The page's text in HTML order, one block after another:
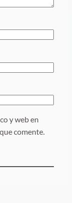
y web en
comente.